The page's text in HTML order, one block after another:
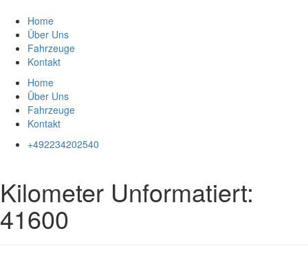
Inhalt
springen
Home
Über Uns
Fahrzeuge
Kontakt
Home
Über Uns
Fahrzeuge
Kontakt
+492234202540
Kilometer Unformatiert:
41600